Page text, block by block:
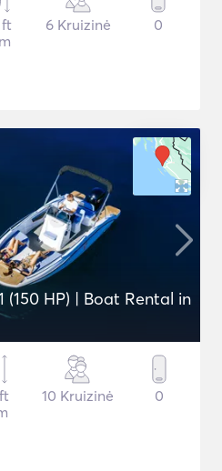
ft
6 Kruizinė 0
(150 HP) | Boat Rental in
10 Kruizinė 0